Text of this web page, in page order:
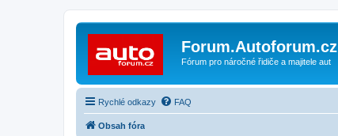
Forum.Autoforum.cz
Fórum pro náročné řidiče a majitele aut
Rychlé odkazy FAQ
Obsah fóra